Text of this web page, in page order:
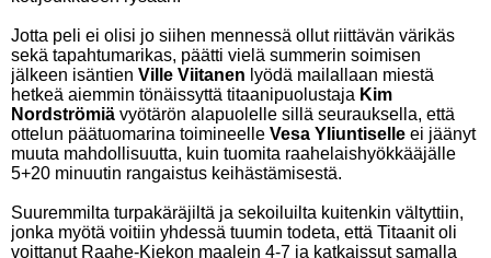
Jotta peli ei olisi jo siihen mennessä ollut riittävän värikäs
sekä tapahtumarikas, päätti vielä summerin soimisen
jälkeen isäntien Ville Viitanen lyödä mailallaan miestä
hetkeä aiemmin tönäissyttä titaanipuolustaja Kim
Nordströmiä vyötärön alapuolelle sillä seurauksella, että
ottelun päätuomarina toimineelle Vesa Yliuntiselle ei jäänyt
muuta mahdollisuutta, kuin tuomita raahelaishyökkääjälle
5+20 minuutin rangaistus keihästämisestä.
Suuremmilta turpakäräjiltä ja sekoiluilta kuitenkin vältyttiin,
jonka myötä voitiin yhdessä tuumin todeta, että Titaanit oli
voittanut Raahe-Kiekon maalein 4-7 ja katkaissut samalla